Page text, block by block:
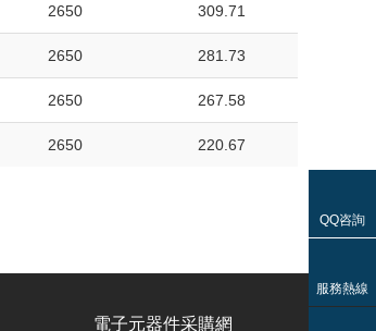
2650 309.71
2650 281.73
2650 267.58
2650 220.67
電子元器件采購網
QQ咨詢
服務熱線